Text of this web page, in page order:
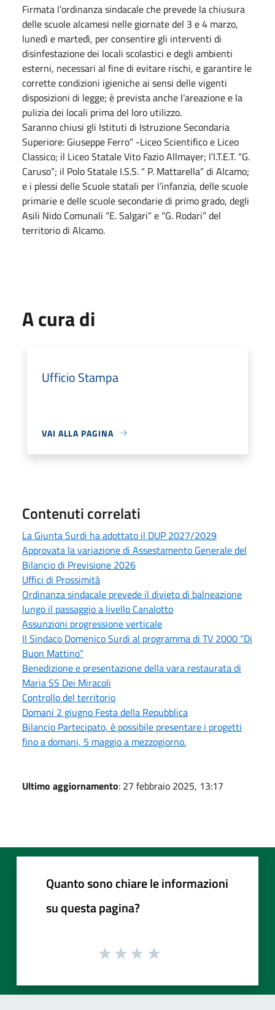
Firmata l’ordinanza sindacale che prevede la chiusura
delle scuole alcamesi nelle giornate del 3 e 4 marzo,
lunedì e martedì, per consentire gli interventi di
disinfestazione dei locali scolastici e degli ambienti
esterni, necessari al fine di evitare rischi, e garantire le
corrette condizioni igieniche ai sensi delle vigenti
disposizioni di legge; è prevista anche l’areazione e la
pulizia dei locali prima del loro utilizzo.
Saranno chiusi gli Istituti di Istruzione Secondaria
Superiore: Giuseppe Ferro” -Liceo Scientifico e Liceo
Classico; il Liceo Statale Vito Fazio Allmayer; l’I.T.E.T. “G.
Caruso”; il Polo Statale I.S.S. “ P. Mattarella” di Alcamo;
e i plessi delle Scuole statali per l’infanzia, delle scuole
primarie e delle scuole secondarie di primo grado, degli
Asili Nido Comunali “E. Salgari” e “G. Rodari” del
territorio di Alcamo.
A cura di
Ufficio Stampa
VAI ALLA PAGINA
Contenuti correlati
La Giunta Surdi ha adottato il DUP 2027/2029
Approvata la variazione di Assestamento Generale del
Bilancio di Previsione 2026
Uffici di Prossimità
Ordinanza sindacale prevede il divieto di balneazione
lungo il passaggio a livello Canalotto
Assunzioni progressione verticale
Il Sindaco Domenico Surdi al programma di TV 2000 “Di
Buon Mattino”
Benedizione e presentazione della vara restaurata di
Maria SS Dei Miracoli
Controllo del territorio
Domani 2 giugno Festa della Repubblica
Bilancio Partecipato, è possibile presentare i progetti
fino a domani, 5 maggio a mezzogiorno.
Ultimo aggiornamento: 27 febbraio 2025, 13:17
Quanto sono chiare le informazioni
su questa pagina?